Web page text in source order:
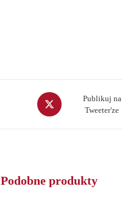
Opens
in
Publikuj na
Tweeter'ze
Podobne produkty